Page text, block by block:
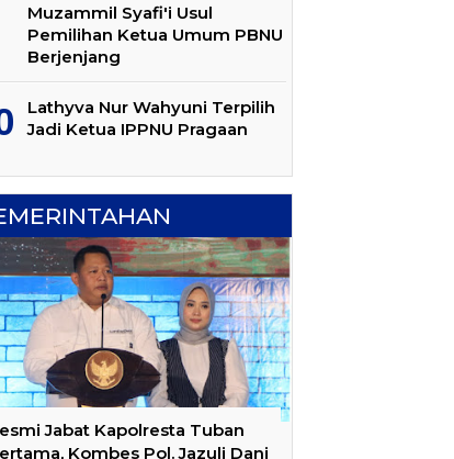
Muzammil Syafi'i Usul
Pemilihan Ketua Umum PBNU
Berjenjang
Lathyva Nur Wahyuni Terpilih
Jadi Ketua IPPNU Pragaan
Jabat Kapolresta Tuban
Kombes Pol. Jazuli Dani